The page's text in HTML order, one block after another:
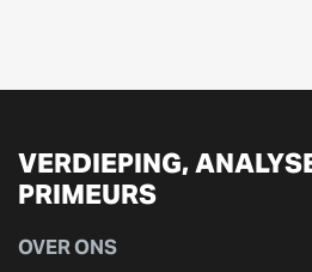
VERDIEPING,
PRIMEURS
OVER ONS